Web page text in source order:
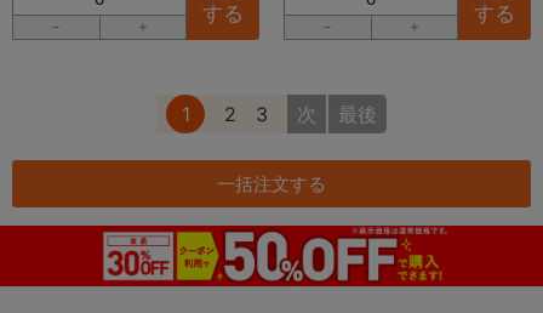
－ ＋
する
－ ＋
する
1 2 3 次 最後
一括注文する